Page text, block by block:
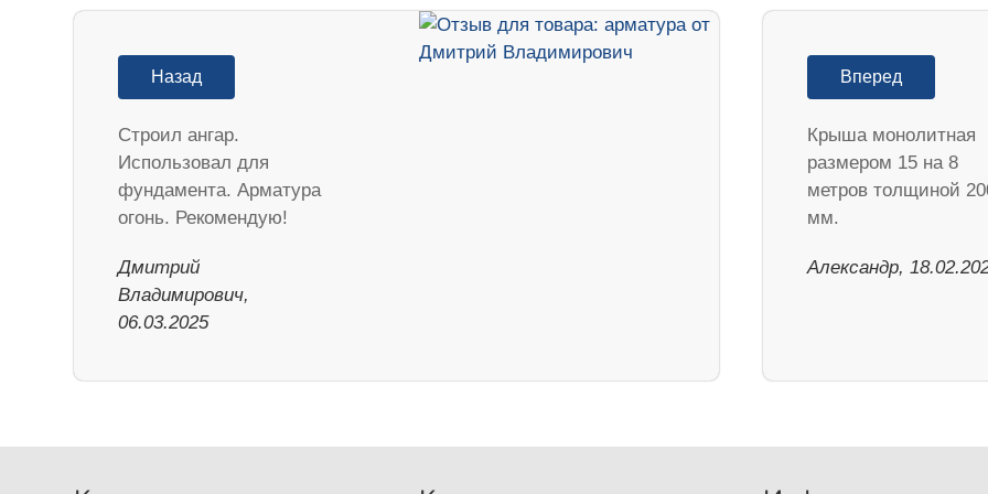
Назад
Строил ангар.
Использовал для
фундамента. Арматура
огонь. Рекомендую!
Дмитрий
Владимирович,
06.03.2025
Вперед
Крыша монолитная
размером 15 на 8
метров толщиной
мм.
Александр,